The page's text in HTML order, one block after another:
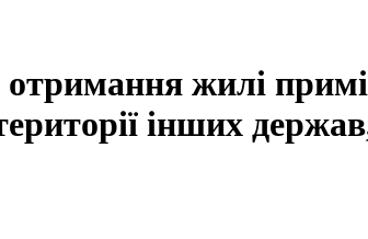
отримання жилі
інших